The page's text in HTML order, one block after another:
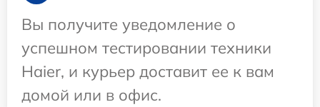
Вы получите уведомление о
успешном тестировании техники
Haier, и курьер доставит ее к вам
домой или в офис.